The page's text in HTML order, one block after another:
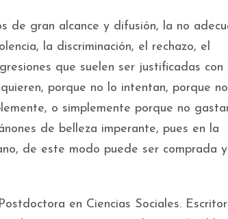
de gran alcance y difusión, la no
la discriminación, el rechazo, el
que suelen ser justificadas con
porque no lo intentan, porque
o simplemente porque no
de belleza imperante, pues en la
de este modo puede ser comprada
en Ciencias Sociales.